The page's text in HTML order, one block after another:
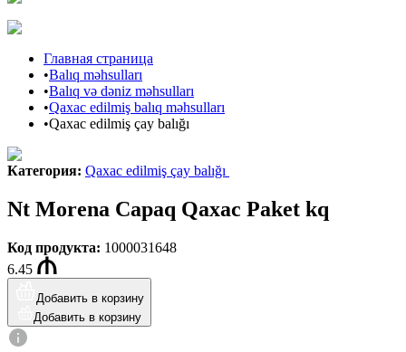
Главная страница
•Balıq məhsulları
•Balıq və dəniz məhsulları
•Qaxac edilmiş balıq məhsulları
•Qaxac edilmiş çay balığı
Категория: Qaxac edilmiş çay balığı
Nt Morena Capaq Qaxac Paket kq
Код продукта: 1000031648
6.45
Добавить в корзину
Добавить в корзину